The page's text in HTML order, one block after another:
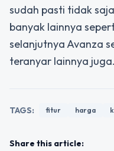
sudah pasti tidak
banyak lainnya
selanjutnya Avanza
teranyar lainnya juga.
TAGS: fitur harga
Share this article: